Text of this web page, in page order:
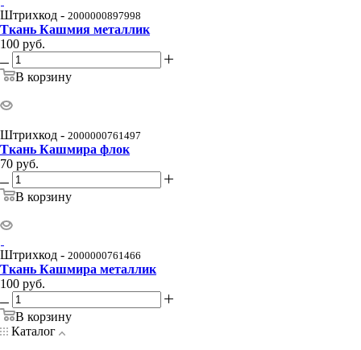
Штрихкод - 2000000897998
Ткань Кашмия металлик
100 руб.
В корзину
Штрихкод - 2000000761497
Ткань Кашмира флок
70 руб.
В корзину
Штрихкод - 2000000761466
Ткань Кашмира металлик
100 руб.
В корзину
Каталог